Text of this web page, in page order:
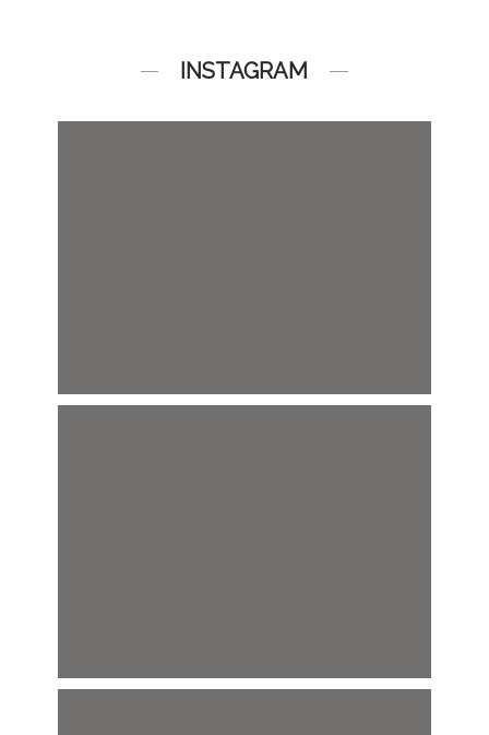
INSTAGRAM